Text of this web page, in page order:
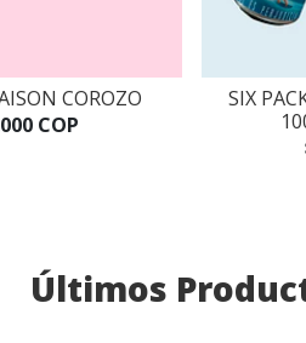
COROZO
COP
SIX
Últimos